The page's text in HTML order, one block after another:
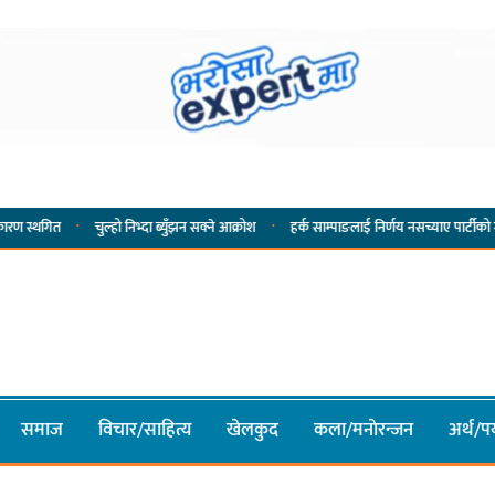
चुल्हो निभ्दा ब्युँझन सक्ने आक्रोश · हर्क साम्पाङलाई निर्णय नसच्याए पार्टीको गोप्य कुरा
समाज विचार/साहित्य खेलकुद कला/मनाेरन्जन अर्थ/